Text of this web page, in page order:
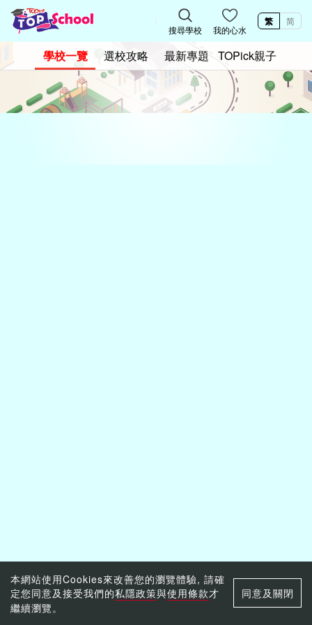
搜尋學校 我的心水
繁 简
學校一覽 選校攻略 最新專題 TOPick親子
本網站使用Cookies來改善您的瀏覽體驗, 請確
定您同意及接受我們的私隱政策與使用條款才
繼續瀏覽。
同意及關閉